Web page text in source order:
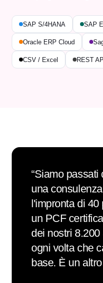
SAP S/4HANA SAP
Oracle ERP Cloud
CSV / Excel REST
“Siamo passati
una
l'impronta di 40
un PCF
dei nostri
ogni volta che
base. È un